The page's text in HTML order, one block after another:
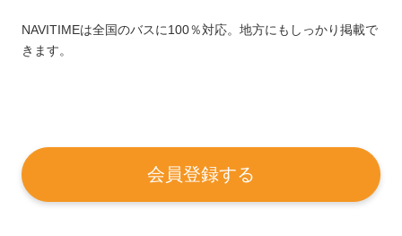
NAVITIMEは全国のバスに100％対応。地方にもしっかり掲載で
きます。
会員登録する